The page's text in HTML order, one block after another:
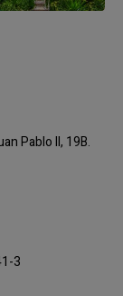
Pablo II, 19B.
3